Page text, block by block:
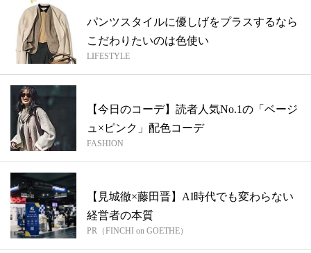
パンツスタイルに優しげをプラスするなら
こだわりたいのは色使い
LIFESTYLE
【今日のコーデ】読者人気No.1の「ベージ
ュ×ピンク」配色コーデ
FASHION
【見城徹×藤田晋】AI時代でも変わらない
経営者の本質
PR（FINCHI on GOETHE）